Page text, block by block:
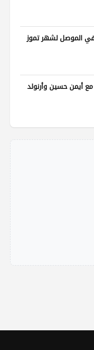
في الموصل لشهر تموز
مع أيمن حسين وأرنولد